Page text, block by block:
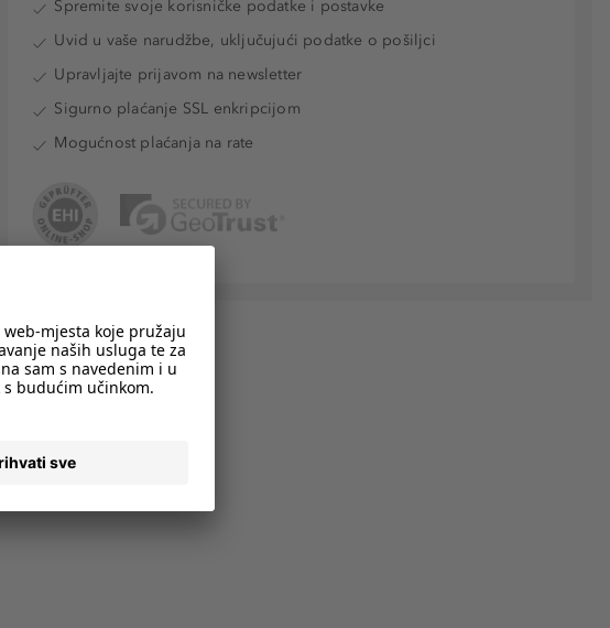
Spremite svoje korisničke podatke i postavke
Uvid u vaše narudžbe, uključujući podatke o pošiljci
Upravljajte prijavom na newsletter
Sigurno plaćanje SSL enkripcijom
Mogućnost plaćanja na rate